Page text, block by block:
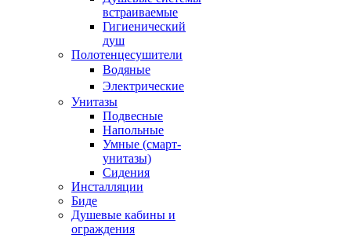
встраиваемые
Гигиенический
душ
Полотенцесушители
ㅤВодяные
ㅤЭлектрические
Унитазы
Подвесные
Напольные
Умные (смарт-
унитазы)
Сидения
Инсталляции
Биде
Душевые кабины и
ограждения